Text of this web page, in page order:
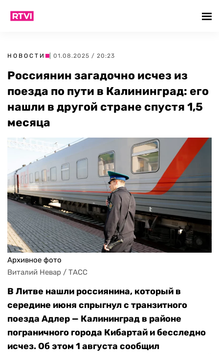
НОВОСТИ | 01.08.2025 / 20:23
Россиянин загадочно исчез из
поезда по пути в Калининград: его
нашли в другой стране спустя 1,5
месяца
Архивное фото
Виталий Невар / ТАСС
В Литве нашли россиянина, который в
середине июня спрыгнул с транзитного
поезда Адлер — Калининград в районе
пограничного города Кибартай и бесследно
исчез. Об этом 1 августа сообщил